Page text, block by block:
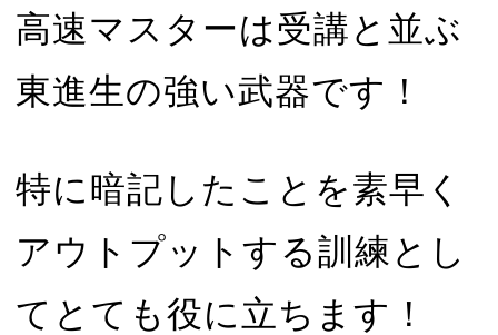
高速マスターは受講と並ぶ
東進生の強い武器です！
特に暗記したことを素早く
アウトプットする訓練とし
てとても役に立ちます！